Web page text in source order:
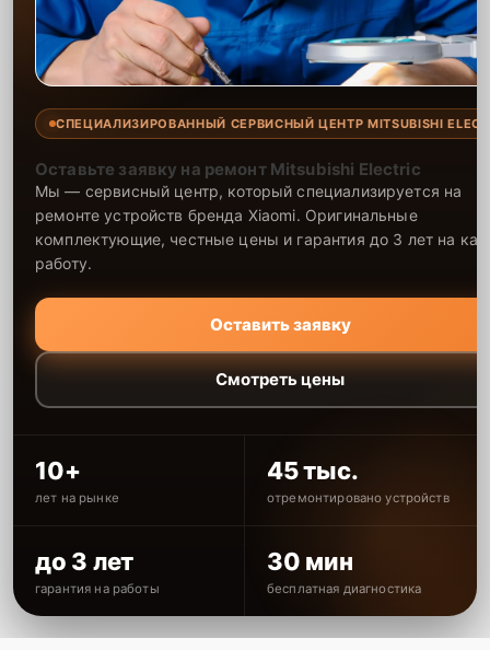
СПЕЦИАЛИЗИРОВАННЫЙ СЕРВИСНЫЙ ЦЕНТР MITSUBISHI
Оставьте заявку на ремонт Mitsubishi Electric
Мы — сервисный центр, который специализируется на
ремонте устройств бренда Xiaomi. Оригинальные
комплектующие, честные цены и гарантия до 3 лет на
работу.
Оставить заявку
Смотреть цены
10+
лет на рынке
45 тыс.
отремонтировано устройств
до 3 лет
гарантия на работы
30 мин
бесплатная диагностика